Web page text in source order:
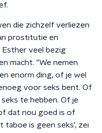
die zichzelf verliezen
prostitutie en
Esther veel bezig
macht. "We nemen
enorm ding, of je wel
voor seks bent. Of
te hebben. Of je
dat nou goed is of
taboe is geen seks', zei